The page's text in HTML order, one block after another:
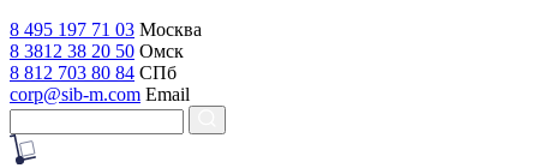
8 495 197 71 03 Москва
8 3812 38 20 50 Омск
8 812 703 80 84 СПб
corp@sib-m.com Email